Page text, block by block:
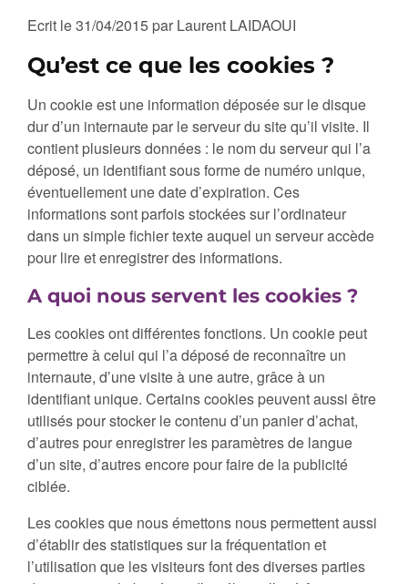
Ecrit le 31/04/2015 par Laurent LAIDAOUI
Qu’est ce que les cookies ?
Un cookie est une information déposée sur le disque
dur d’un internaute par le serveur du site qu’il visite. Il
contient plusieurs données : le nom du serveur qui l’a
déposé, un identifiant sous forme de numéro unique,
éventuellement une date d’expiration. Ces
informations sont parfois stockées sur l’ordinateur
dans un simple fichier texte auquel un serveur accède
pour lire et enregistrer des informations.
A quoi nous servent les cookies ?
Les cookies ont différentes fonctions. Un cookie peut
permettre à celui qui l’a déposé de reconnaître un
internaute, d’une visite à une autre, grâce à un
identifiant unique. Certains cookies peuvent aussi être
utilisés pour stocker le contenu d’un panier d’achat,
d’autres pour enregistrer les paramètres de langue
d’un site, d’autres encore pour faire de la publicité
ciblée.
Les cookies que nous émettons nous permettent aussi
d’établir des statistiques sur la fréquentation et
l’utilisation que les visiteurs font des diverses parties